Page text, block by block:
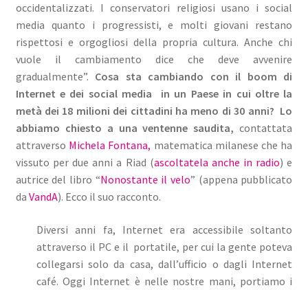
occidentalizzati. I conservatori religiosi usano i social
media quanto i progressisti, e molti giovani restano
rispettosi e orgogliosi della propria cultura. Anche chi
vuole il cambiamento dice che deve avvenire
gradualmente”. Cosa sta cambiando con il boom di
Internet e dei social media in un Paese in cui oltre la
metà dei 18 milioni dei cittadini ha meno di 30 anni? Lo
abbiamo chiesto a una ventenne saudita, contattata
attraverso Michela Fontana, matematica milanese che ha
vissuto per due anni a Riad (ascoltatela anche in radio) e
autrice del libro “Nonostante il velo” (appena pubblicato
da VandA). Ecco il suo racconto.
Diversi anni fa, Internet era accessibile soltanto
attraverso il PC e il portatile, per cui la gente poteva
collegarsi solo da casa, dall’ufficio o dagli Internet
café. Oggi Internet è nelle nostre mani, portiamo i